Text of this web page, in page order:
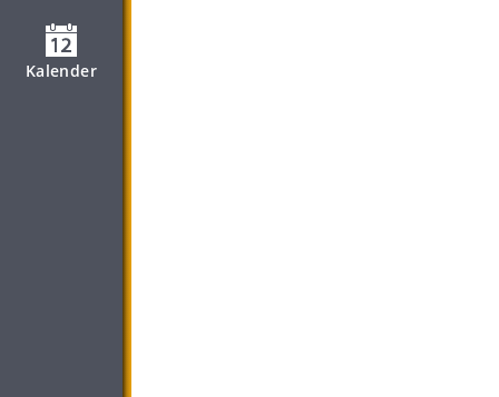
Kalender